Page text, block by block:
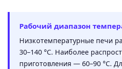
Рабочий диапазон
Низкотемпературные печи
30–140 °C. Наиболее
приготовления — 60–90 °C.